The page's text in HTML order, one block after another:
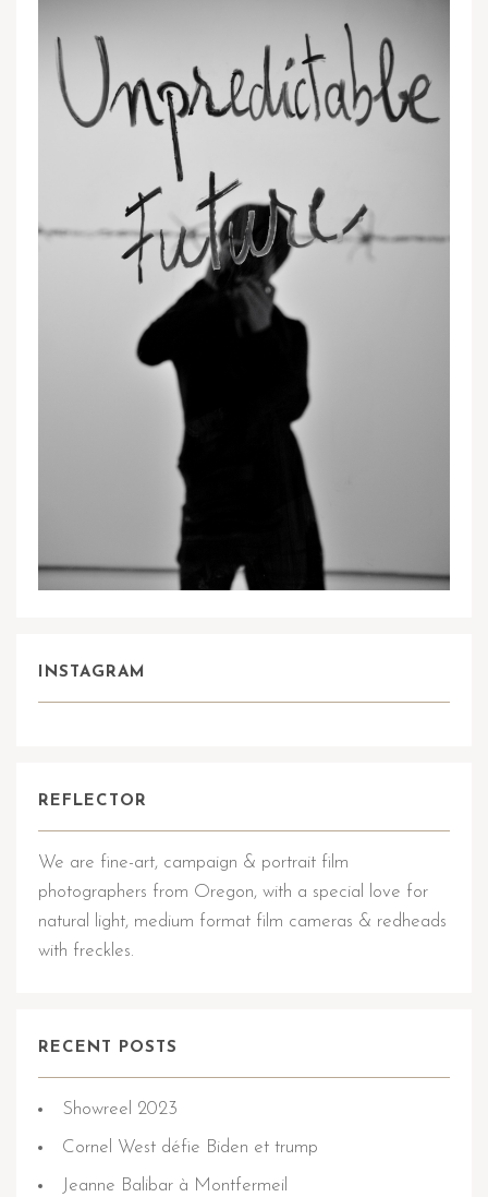
INSTAGRAM
REFLECTOR
We are fine-art, campaign & portrait film
photographers from Oregon, with a special love for
natural light, medium format film cameras & redheads
with freckles.
RECENT POSTS
Showreel 2023
Cornel West défie Biden et trump
Jeanne Balibar à Montfermeil